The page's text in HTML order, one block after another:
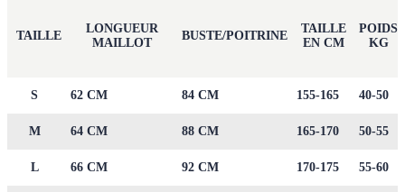
TAILLE
LONGUEUR
MAILLOT
BUSTE/POITRINE
TAILLE
EN CM
POIDS
KG
S 62 CM 84 CM 155-165 40-50
M 64 CM 88 CM 165-170 50-55
L 66 CM 92 CM 170-175 55-60